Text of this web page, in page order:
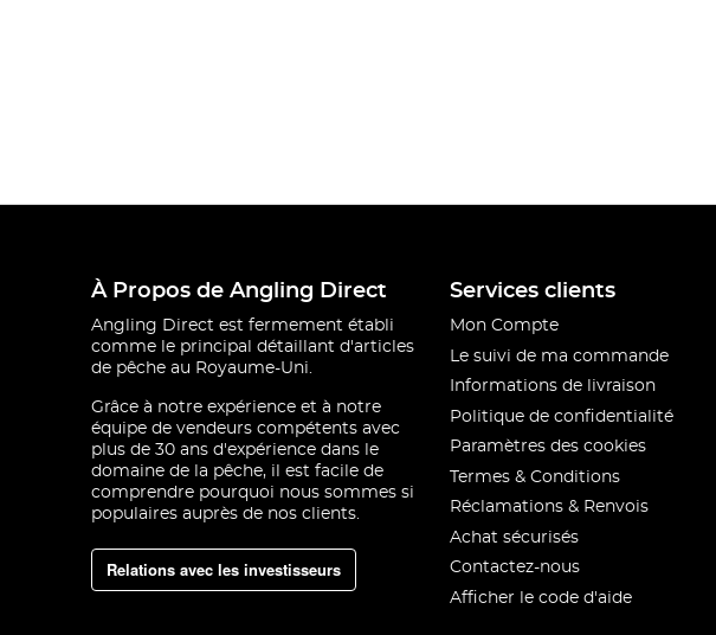
À Propos de Angling Direct
Angling Direct est fermement établi
comme le principal détaillant d'articles
de pêche au Royaume-Uni.
Grâce à notre expérience et à notre
équipe de vendeurs compétents avec
plus de 30 ans d'expérience dans le
domaine de la pêche, il est facile de
comprendre pourquoi nous sommes si
populaires auprès de nos clients.
Relations avec les investisseurs
Services clients
Mon Compte
Le suivi de ma commande
Informations de livraison
Politique de confidentialité
Paramètres des cookies
Termes & Conditions
Réclamations & Renvois
Achat sécurisés
Contactez-nous
Afficher le code d'aide